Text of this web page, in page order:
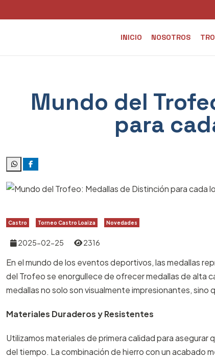
INICIO NOSOTROS
Mundo del
para
Castro Torneo Castro Loaiza Novedades
2025-02-25 2316
En el mundo de los eventos deportivos, las medallas
del Trofeo se enorgullece de ofrecer medallas de alta
medallas no solo son visualmente impresionantes, sino
Materiales Duraderos y Resistentes
Utilizamos materiales de primera calidad para
del tiempo. La combinación de hierro con un acabado